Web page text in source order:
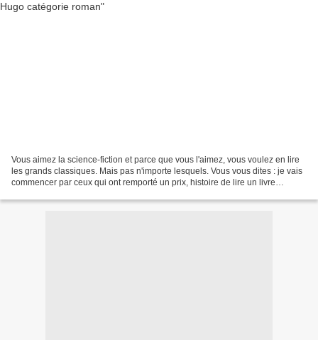
Vous aimez la science-fiction et parce que vous l'aimez, vous voulez en lire
les grands classiques. Mais pas n'importe lesquels. Vous vous dites : je vais
commencer par ceux qui ont remporté un prix, histoire de lire un livre